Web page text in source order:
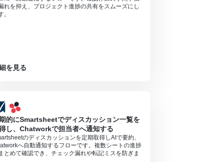
れを抑え、プロジェクト進捗の共有をスムーズにし
。
を見る
的にSmartsheetでディスカッション一覧を
し、Chatworkで担当者へ通知する
のディスカッションを定期取得しAIで要約、
へ自動通知するフローです。複数シートの進捗
とめて確認でき、チェック漏れや転記ミスを防ぎま